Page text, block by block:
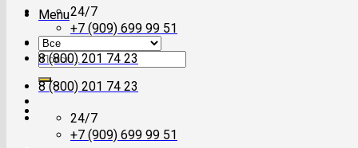
Menu
Искать:
24/7
+7 (909) 699 99 51
8 (800) 201 74 23
8 (800) 201 74 23
24/7
+7 (909) 699 99 51